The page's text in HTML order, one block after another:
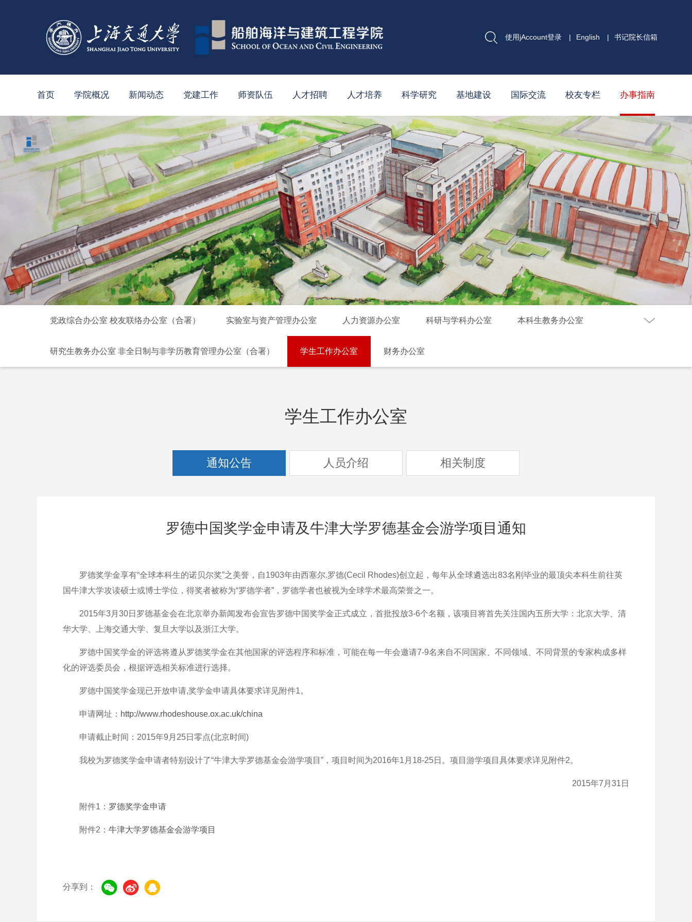
使用jAccount登录 | English | 书记院长信箱
首页 学院概况 新闻动态 党建工作 师资队伍 人才招聘 人才培养 科学研究 基地建设 国际交流 校友专栏 办事指南
党政综合办公室 校友联络办公室（合署） 实验室与资产管理办公室 人力资源办公室 科研与学科办公室 本科生教务办公室
研究生教务办公室 非全日制与非学历教育管理办公室（合署） 学生工作办公室 财务办公室
学生工作办公室
通知公告 人员介绍 相关制度
罗德中国奖学金申请及牛津大学罗德基金会游学项目通知
罗德奖学金享有“全球本科生的诺贝尔奖”之美誉，自1903年由西塞尔.罗德(Cecil Rhodes)创立起，每年从全球遴选出83名刚毕业的最顶尖本科生前往英
国牛津大学攻读硕士或博士学位，得奖者被称为“罗德学者”，罗德学者也被视为全球学术最高荣誉之一。
2015年3月30日罗德基金会在北京举办新闻发布会宣告罗德中国奖学金正式成立，首批投放3-6个名额，该项目将首先关注国内五所大学：北京大学、清
华大学、上海交通大学、复旦大学以及浙江大学。
罗德中国奖学金的评选将遵从罗德奖学金在其他国家的评选程序和标准，可能在每一年会邀请7-9名来自不同国家、不同领域、不同背景的专家构成多样
化的评选委员会，根据评选相关标准进行选择。
罗德中国奖学金现已开放申请,奖学金申请具体要求详见附件1。
申请网址： http://www.rhodeshouse.ox.ac.uk/china
申请截止时间：2015年9月25日零点(北京时间)
我校为罗德奖学金申请者特别设计了“牛津大学罗德基金会游学项目”，项目时间为2016年1月18-25日。项目游学项目具体要求详见附件2。
2015年7月31日
附件1： 罗德奖学金申请
附件2： 牛津大学罗德基金会游学项目
分享到：